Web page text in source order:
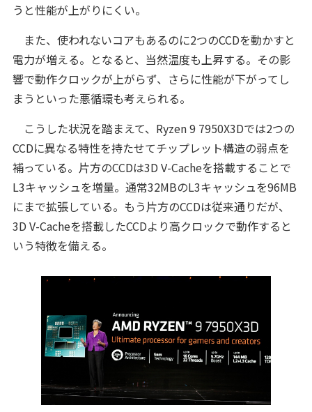
うと性能が上がりにくい。
また、使われないコアもあるのに2つのCCDを動かすと
電力が増える。となると、当然温度も上昇する。その影
響で動作クロックが上がらず、さらに性能が下がってし
まうといった悪循環も考えられる。
こうした状況を踏まえて、Ryzen 9 7950X3Dでは2つの
CCDに異なる特性を持たせてチップレット構造の弱点を
補っている。片方のCCDは3D V-Cacheを搭載することで
L3キャッシュを増量。通常32MBのL3キャッシュを96MB
にまで拡張している。もう片方のCCDは従来通りだが、
3D V-Cacheを搭載したCCDより高クロックで動作すると
いう特徴を備える。